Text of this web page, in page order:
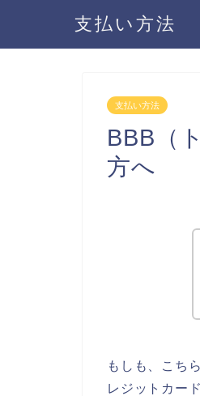
支払い方法
支払い方法
BBB（
方へ
もしも、こち
レジットカー